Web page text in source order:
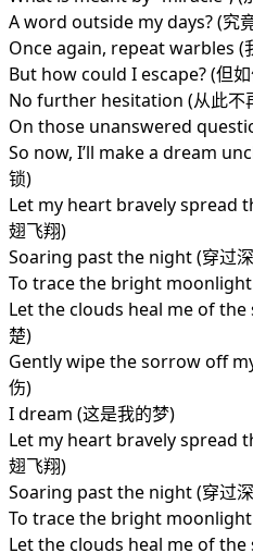
A word outside my days? (究
Once again, repeat warbles (
But how could I escape? (但
No further hesitation (从此不
On those unanswered
So now, I’ll make a dream
锁)
Let my heart bravely spread
翅飞翔)
Soaring past the night (穿过
To trace the bright moonlight
Let the clouds heal me of the
楚)
Gently wipe the sorrow off
伤)
I dream (这是我的梦)
Let my heart bravely spread
翅飞翔)
Soaring past the night (穿过
To trace the bright moonlight
Let the clouds heal me of the